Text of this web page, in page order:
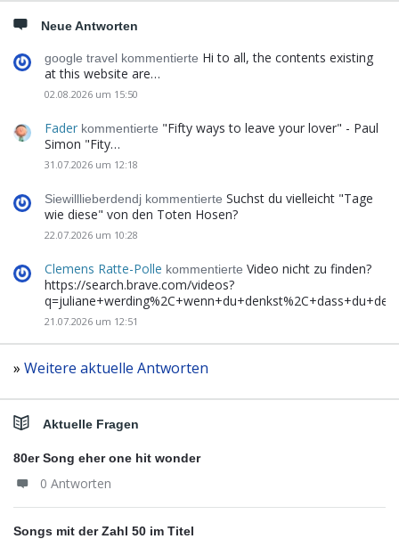
Neue Antworten
google travel kommentierte Hi to all, the contents existing
at this website are…
02.08.2026 um 15:50
Fader kommentierte "Fifty ways to leave your lover" - Paul
Simon "Fity…
31.07.2026 um 12:18
Siewilllieberdendj kommentierte Suchst du vielleicht "Tage
wie diese" von den Toten Hosen?
22.07.2026 um 10:28
Clemens Ratte-Polle kommentierte Video nicht zu finden?
https://search.brave.com/videos?
21.07.2026 um 12:51
» Weitere aktuelle Antworten
Aktuelle Fragen
80er Song eher one hit wonder
0 Antworten
Songs mit der Zahl 50 im Titel